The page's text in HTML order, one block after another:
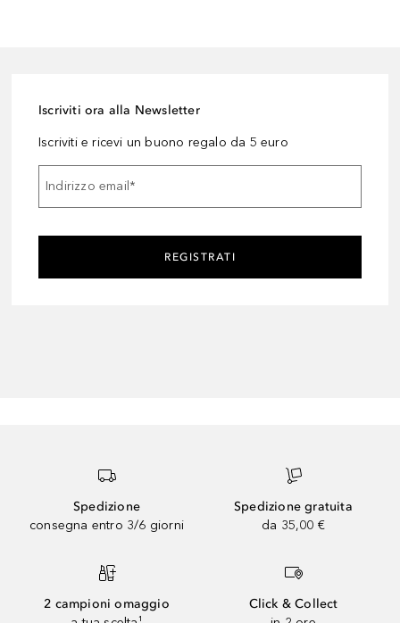
Iscriviti ora alla Newsletter
Iscriviti e ricevi un buono regalo da 5 euro
Indirizzo email*
REGISTRATI
Spedizione
consegna entro 3/6 giorni
Spedizione gratuita
da 35,00 €
2 campioni omaggio
Click & Collect